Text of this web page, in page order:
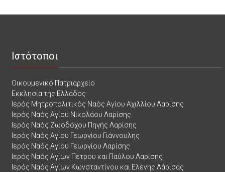
Ιστότοποι
Οικουμενικό Πατριαρχείο
Εκκλησία της Ελλάδος
Ιερός Μητροπολιτικός Ναός Αγίου Αχιλλίου Λαρίσης
Ιερός Ναός Αγίου Νικολάου Λαρίσης
Ιερός Ναός Ζωοδόχου Πηγής Λαρίσης
Ιερός Ναός Αγίου Γεωργίου Γιάννουλης
Ιερός Ναός Αγίου Γεωργίου Λαρίσης
Ιερός Ναός Αγίων Πέτρου και Παύλου Λαρίσης
Ιερός Ναός Αγίων Κωνσταντίνου και Ελένης Λάρισας